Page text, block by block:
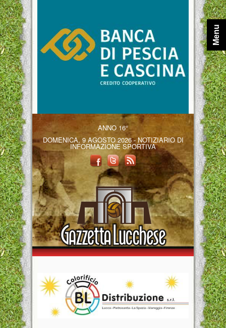
ANNO 16°
DOMENICA, 9 AGOSTO 2026 - NOTIZIARIO DI
INFORMAZIONE SPORTIVA
Menu